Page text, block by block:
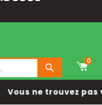

0
Vous ne trouvez